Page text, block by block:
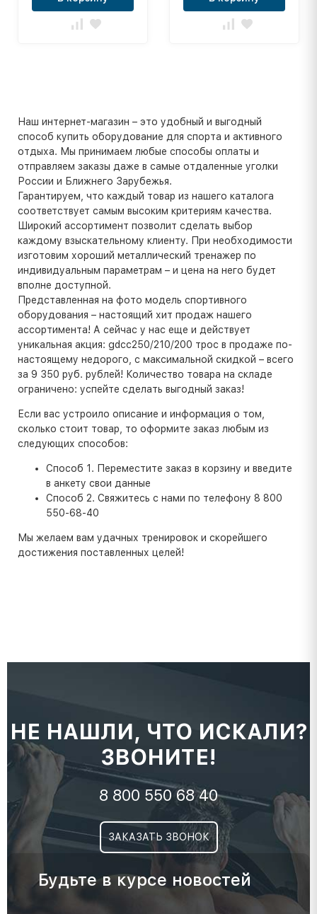
Наш интернет-магазин – это удобный и выгодный
способ купить оборудование для спорта и активного
отдыха. Мы принимаем любые способы оплаты и
отправляем заказы даже в самые отдаленные уголки
России и Ближнего Зарубежья.
Гарантируем, что каждый товар из нашего каталога
соответствует самым высоким критериям качества.
Широкий ассортимент позволит сделать выбор
каждому взыскательному клиенту. При необходимости
изготовим хороший металлический тренажер по
индивидуальным параметрам – и цена на него будет
вполне доступной.
Представленная на фото модель спортивного
оборудования – настоящий хит продаж нашего
ассортимента! А сейчас у нас еще и действует
уникальная акция: gdcc250/210/200 трос в продаже по-
настоящему недорого, с максимальной скидкой – всего
за 9 350 руб. рублей! Количество товара на складе
ограничено: успейте сделать выгодный заказ!
Если вас устроило описание и информация о том,
сколько стоит товар, то оформите заказ любым из
следующих способов:
Способ 1. Переместите заказ в корзину и введите
в анкету свои данные
Способ 2. Свяжитесь с нами по телефону 8 800
550-68-40
Мы желаем вам удачных тренировок и скорейшего
достижения поставленных целей!
НЕ НАШЛИ, ЧТО ИСКАЛИ?
ЗВОНИТЕ!
8 800 550 68 40
ЗАКАЗАТЬ ЗВОНОК
Будьте в курсе новостей